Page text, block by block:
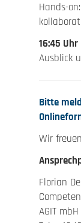
Hands-
16:45 Uhr
Ausblick
Bitte
Wir
Florian
AGIT mbH